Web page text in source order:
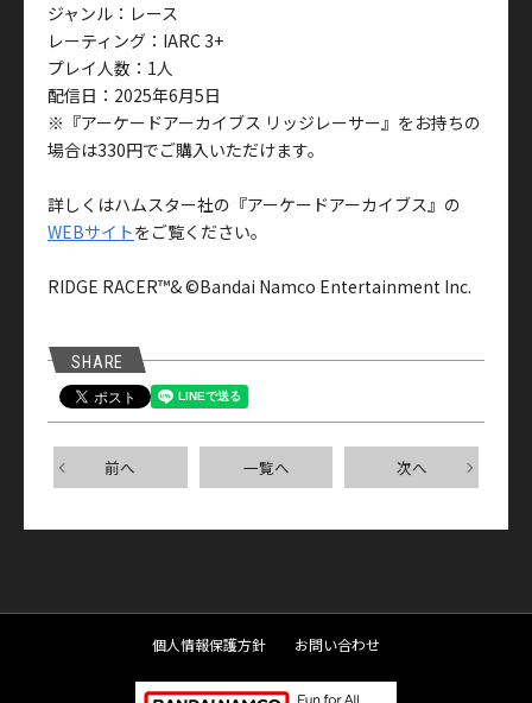
ジャンル：レース
レーティング：IARC 3+
プレイ人数：1人
配信日：2025年6月5日
※『アーケードアーカイブス リッジレーサー』をお持ちの
場合は330円でご購入いただけます。
詳しくはハムスター社の『アーケードアーカイブス』の
WEBサイトをご覧ください。
RIDGE RACER™& ©Bandai Namco Entertainment Inc.
SHARE
前へ 一覧へ 次へ
個人情報保護方針 お問い合わせ